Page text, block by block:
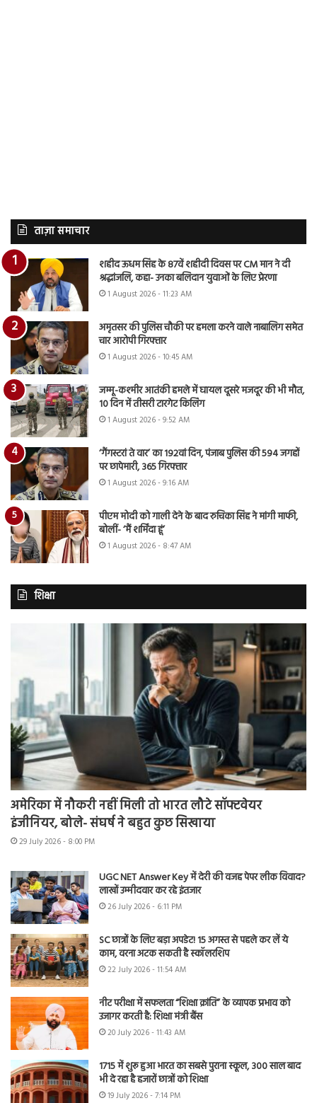
ताज़ा समाचार
शहीद ऊधम सिंह के 87वें शहीदी दिवस पर CM मान ने दी
श्रद्धांजलि, कहा- उनका बलिदान युवाओं के लिए प्रेरणा
1 August 2026 - 11:23 AM
अमृतसर की पुलिस चौकी पर हमला करने वाले नाबालिग समेत
चार आरोपी गिरफ्तार
1 August 2026 - 10:45 AM
जम्मू-कश्मीर आतंकी हमले में घायल दूसरे मजदूर की भी मौत,
10 दिन में तीसरी टारगेट किलिंग
1 August 2026 - 9:52 AM
‘गैंगस्टरां ते वार’ का 192वां दिन, पंजाब पुलिस की 594 जगहों
पर छापेमारी, 365 गिरफ्तार
1 August 2026 - 9:16 AM
पीएम मोदी को गाली देने के बाद रुचिका सिंह ने मांगी माफी,
बोलीं- ‘मैं शर्मिंदा हूं’
1 August 2026 - 8:47 AM
शिक्षा
अमेरिका में नौकरी नहीं मिली तो भारत लौटे सॉफ्टवेयर
इंजीनियर, बोले- संघर्ष ने बहुत कुछ सिखाया
29 July 2026 - 8:00 PM
UGC NET Answer Key में देरी की वजह पेपर लीक विवाद?
लाखों उम्मीदवार कर रहे इंतजार
26 July 2026 - 6:11 PM
SC छात्रों के लिए बड़ा अपडेट! 15 अगस्त से पहले कर लें ये
काम, वरना अटक सकती है स्कॉलरशिप
22 July 2026 - 11:54 AM
नीट परीक्षा में सफलता “शिक्षा क्रांति” के व्यापक प्रभाव को
उजागर करती है: शिक्षा मंत्री बैंस
20 July 2026 - 11:43 AM
1715 में शुरू हुआ भारत का सबसे पुराना स्कूल, 300 साल बाद
भी दे रहा है हजारों छात्रों को शिक्षा
19 July 2026 - 7:14 PM